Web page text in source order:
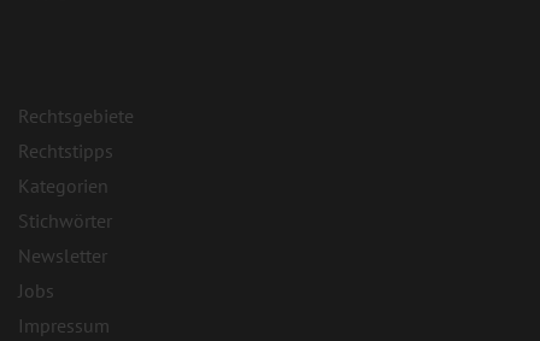
Rechtsgebiete
Rechtstipps
Kategorien
Stichwörter
Newsletter
Jobs
Impressum